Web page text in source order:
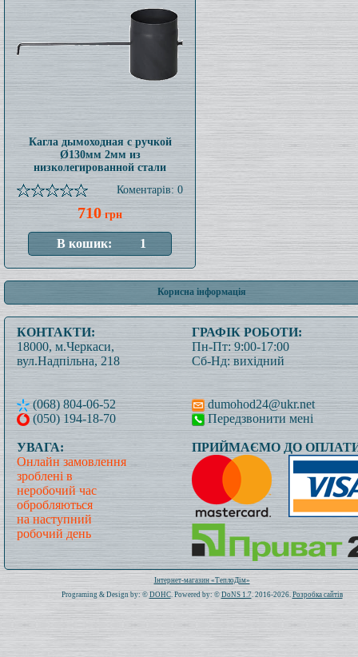
Кагла дымоходная с ручкой
Ø130мм 2мм из
низколегированной стали
Коментарів: 0
710 грн
Корисна інформація
КОНТАКТИ:
18000, м.Черкаси,
вул.Надпільна, 218
(068) 804-06-52
(050) 194-18-70
ГРАФІК РОБОТИ:
Пн-Пт: 9:00-17:00
Сб-Нд: вихідний
dumohod24@ukr.net
Передзвонити мені
УВАГА:
Онлайн замовлення
зроблені в
неробочий час
обробляються
на наступний
робочий день
ПРИЙМАЄМО ДО
Всього: 1019864 Сьогодні: 781
Інтернет-магазин «ТеплоДім»
Programing & Design by: © DOHC. Powered by: ©DoNS 1.7. 2016-2026. Розробка сайтів